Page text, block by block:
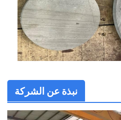
نبذة عن الشركة